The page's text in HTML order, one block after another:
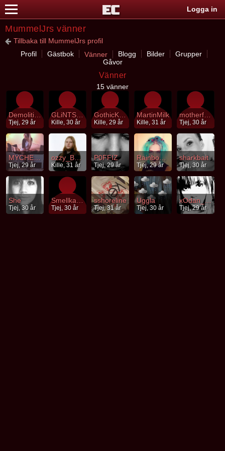
Logga in
MummelJrs vänner
Tillbaka till MummelJrs profil
Profil
Gästbok Vänner Blogg Bilder
Grupper
Gåvor
Vänner
15 vänner
DemolitionLover
Tjej, 29 år
GLiNTSTAR
Kille, 30 år
GothicKnight
Kille, 29 år
MartinMilk
Kille, 31 år
motherfucker6
Tjej, 30 år
MYCHEMLOVE
Tjej, 29 år
ozzy_Berserker
Kille, 31 år
P0FFIZ
Tjej, 29 år
RainbowPowerr
Tjej, 29 år
sharkbait
Tjej, 30 år
She
Tjej, 30 år
Smellkaramellen
Tjej, 30 år
sshoreline
Tjej, 31 år
Uggla
Tjej, 30 år
xOdan_illy
Tjej, 29 år